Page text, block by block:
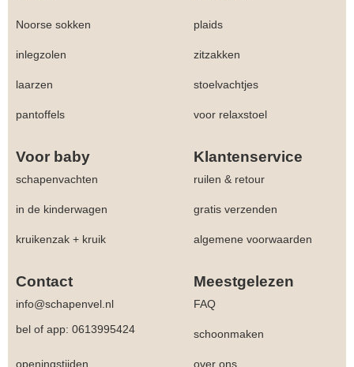
Noorse sokken plaids
inlegzolen zitzakken
laarzen stoelvachtjes
pantoffels voor relaxstoel
Voor baby Klantenservice
schapenvachten ruilen & retour
in de kinderwagen gratis verzenden
kruikenzak + kruik algemene voorwaarden
Contact Meestgelezen
info@schapenvel.nl
FAQ
bel of app: 0613995424
schoonmaken
openingstijden over ons